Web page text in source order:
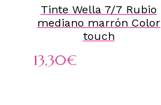
Tinte Wella 7/7 Rubio
mediano marrón Color
touch
13,30€